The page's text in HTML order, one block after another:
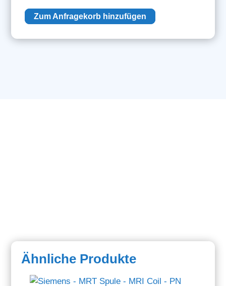
Power-
Modul
Zum Anfragekorb hinzufügen
Ähnliche Produkte